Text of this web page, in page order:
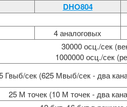
DHO804
4 аналоговых
30000 осц./сек
1000000 осц./сек
Гвыб/сек (625 Мвыб/сек - два
25 М точек (10 М точек - два